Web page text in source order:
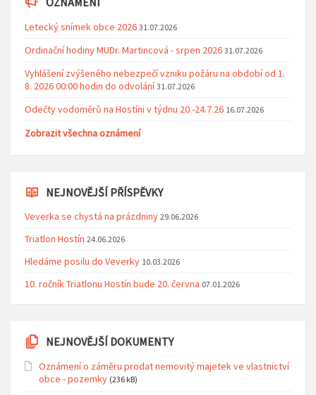
Letecký snímek obce 2026 31.07.2026
Ordinační hodiny MUDr. Martincová - srpen 2026 31.07.2026
Vyhlášení zvýšeného nebezpečí vzniku požáru na období od 1.
8. 2026 00:00 hodin do odvolání 31.07.2026
Odečty vodoměrů na Hostíni v týdnu 20.-24.7.26 16.07.2026
Zobrazit všechna oznámení
NEJNOVĚJŠÍ PŘÍSPĚVKY
Veverka se chystá na prázdniny 29.06.2026
Triatlon Hostín 24.06.2026
Hledáme posilu do Veverky 10.03.2026
10. ročník Triatlonu Hostín bude 20. června 07.01.2026
NEJNOVĚJŠÍ DOKUMENTY
Oznámení o záměru prodat nemovitý majetek ve vlastnictví
obce - pozemky (236 kB)